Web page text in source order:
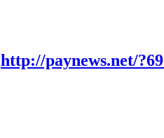
http://paynews.net/